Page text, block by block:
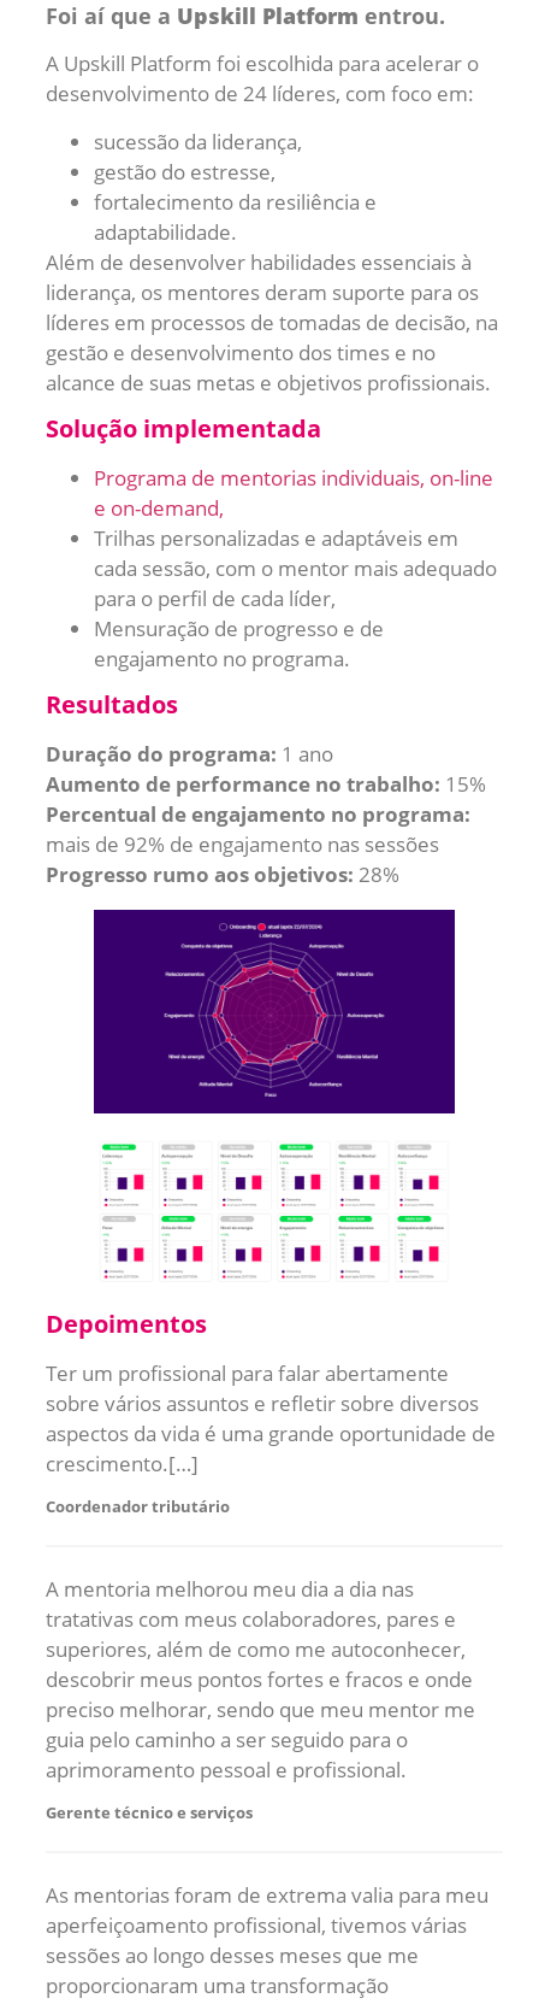
Foi aí que a Upskill Platform entrou.
A Upskill Platform foi escolhida para acelerar o
desenvolvimento de 24 líderes, com foco em:
sucessão da liderança,
gestão do estresse,
fortalecimento da resiliência e
adaptabilidade.
Além de desenvolver habilidades essenciais à
liderança, os mentores deram suporte para os
líderes em processos de tomadas de decisão, na
gestão e desenvolvimento dos times e no
alcance de suas metas e objetivos profissionais.
Solução implementada
Programa de mentorias individuais, on-line
e on-demand,
Trilhas personalizadas e adaptáveis em
cada sessão, com o mentor mais adequado
para o perfil de cada líder,
Mensuração de progresso e de
engajamento no programa.
Resultados
Duração do programa: 1 ano
Aumento de performance no trabalho: 15%
Percentual de engajamento no programa:
mais de 92% de engajamento nas sessões
Progresso rumo aos objetivos: 28%
Depoimentos
Ter um profissional para falar abertamente
sobre vários assuntos e refletir sobre diversos
aspectos da vida é uma grande oportunidade de
crescimento.[…]
Coordenador tributário
A mentoria melhorou meu dia a dia nas
tratativas com meus colaboradores, pares e
superiores, além de como me autoconhecer,
descobrir meus pontos fortes e fracos e onde
preciso melhorar, sendo que meu mentor me
guia pelo caminho a ser seguido para o
aprimoramento pessoal e profissional.
Gerente técnico e serviços
As mentorias foram de extrema valia para meu
aperfeiçoamento profissional, tivemos várias
sessões ao longo desses meses que me
proporcionaram uma transformação